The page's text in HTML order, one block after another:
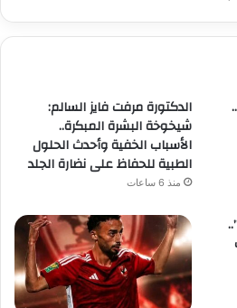
الدكتورة مرفت فايز السالم:
شيخوخة البشرة المبكرة..
الأسباب الخفية وأحدث الحلول
الطبية للحفاظ على نضارة الجلد
منذ 6 ساعات